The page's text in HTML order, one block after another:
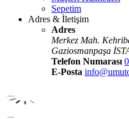
Sepetim
Adres & İletişim
Adres
Merkez Mah.
Gaziosmanpaşa
Telefon Numarası
E-Posta